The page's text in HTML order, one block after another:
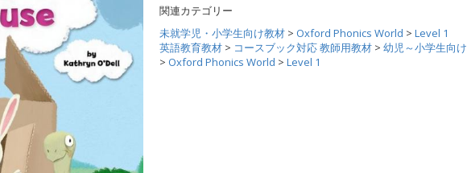
関連カテゴリー
未就学児・小学生向け教材 > Oxford Phonics World > Level 1
英語教育教材 > コースブック対応 教師用教材 > 幼児～小学生向け
> Oxford Phonics World > Level 1